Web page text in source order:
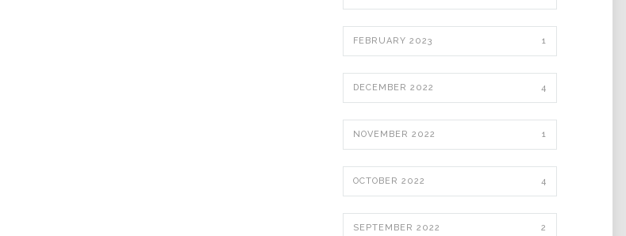
FEBRUARY 2023 1
DECEMBER 2022 4
NOVEMBER 2022 1
OCTOBER 2022 4
SEPTEMBER 2022 2